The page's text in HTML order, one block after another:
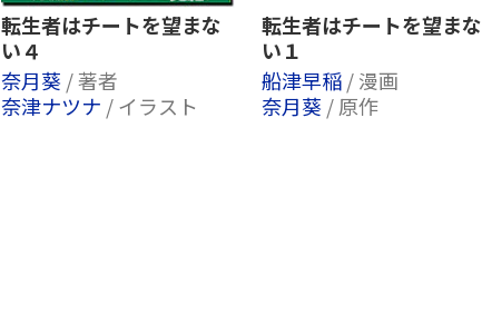
転生者はチートを望まな
い４
奈月葵 / 著者
奈津ナツナ / イラスト
転生者はチートを望まな
い１
船津早稲/ 漫画
奈月葵 / 原作